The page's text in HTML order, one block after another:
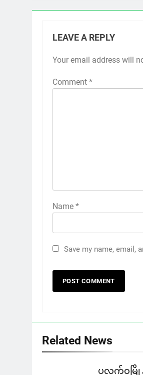
LEAVE A REPLY
Your email address will
Comment *
Name *
Save my name, email,
Related News
ပလက်ဝမြို့